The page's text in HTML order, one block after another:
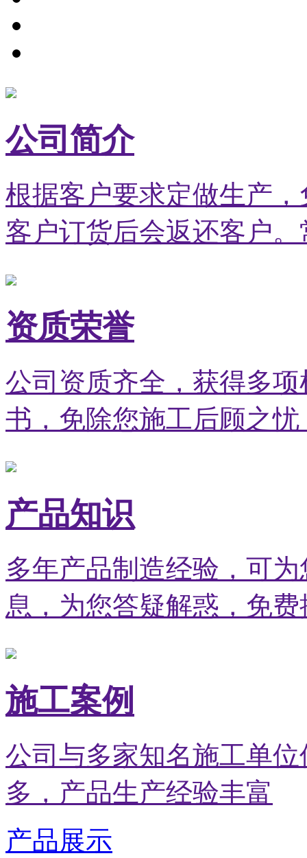
公司简介
根据客户要求定做生产
客户订货后会返还客户
资质荣誉
公司资质齐全，获得多
书，免除您施工后顾之
产品知识
多年产品制造经验，可
息，为您答疑解惑，免
施工案例
公司与多家知名施工单
多，产品生产经验丰富
产品展示